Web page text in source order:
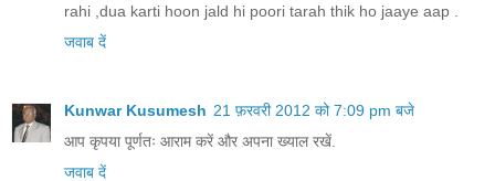
rahi ,dua karti hoon jald hi poori tarah thik ho jaaye aap .
जवाब दें
Kunwar Kusumesh 21 फ़रवरी 2012 को 7:09 pm बजे
आप कृपया पूर्णतः आराम करें और अपना ख्याल रखें.
जवाब दें